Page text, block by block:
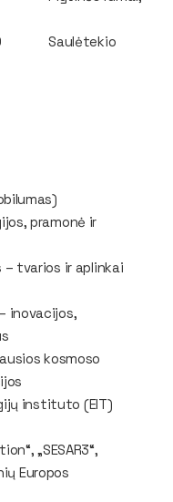
Saulėtekio
pramonė ir
– tvarios ir aplinkai
inovacijos,
kosmoso
instituto (EIT)
„SESAR3“,
Europos